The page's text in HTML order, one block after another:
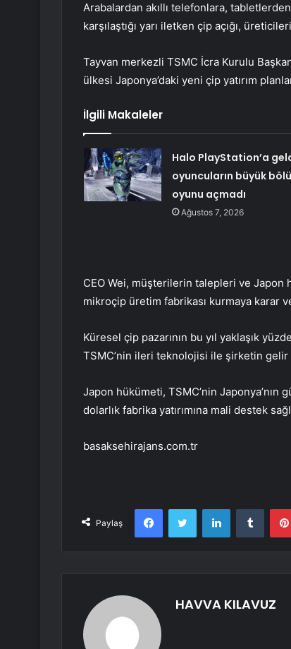
Arabalardan akıllı telefonlara,
karşılaştığı yarı iletken çip açığı,
Tayvan merkezli TSMC İcra Kurulu
ülkesi Japonya’daki yeni çip yatırım
İlgili Makaleler
Halo PlayStation’a
oyuncuların büyük
oyunu açmadı
Ağustos 7, 2026
CEO Wei, müşterilerin talepleri ve Japon
mikroçip üretim fabrikası kurmaya karar
Küresel çip pazarının bu yıl yaklaşık
TSMC’nin ileri teknolojisi ile şirketin gelir
Japon hükümeti, TSMC’nin Japonya’nın
dolarlık fabrika yatırımına mali destek
basaksehirajans.com.tr
Paylaş
FacebookTwitter LinkedIn
HAVVA KILAVUZ